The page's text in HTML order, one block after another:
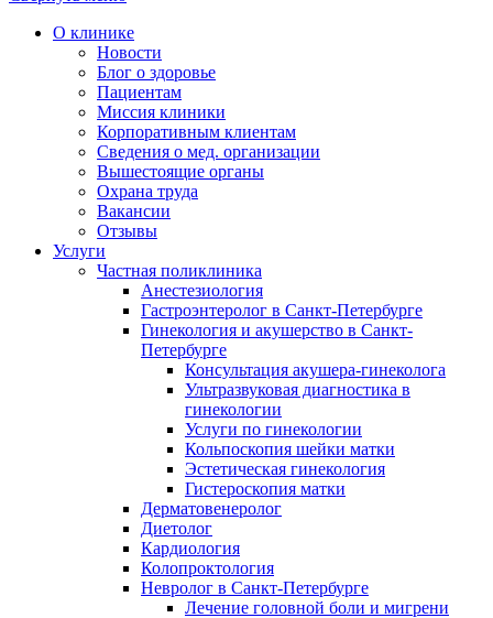
О клинике
Новости
Блог о здоровье
Пациентам
Миссия клиники
Корпоративным клиентам
Сведения о мед. организации
Вышестоящие органы
Охрана труда
Вакансии
Отзывы
Услуги
Частная поликлиника
Анестезиология
Гастроэнтеролог в Санкт-Петербурге
Гинекология и акушерство в Санкт-
Петербурге
Консультация акушера-гинеколога
Ультразвуковая диагностика в
гинекологии
Услуги по гинекологии
Кольпоскопия шейки матки
Эстетическая гинекология
Гистероскопия матки
Дерматовенеролог
Диетолог
Кардиология
Колопроктология
Невролог в Санкт-Петербурге
Лечение головной боли и мигрени